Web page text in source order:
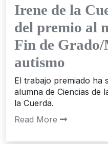
Irene de la
del premio al
Fin de Grado/
autismo
El trabajo premiado ha
alumna de Ciencias de
la Cuerda.
Read More